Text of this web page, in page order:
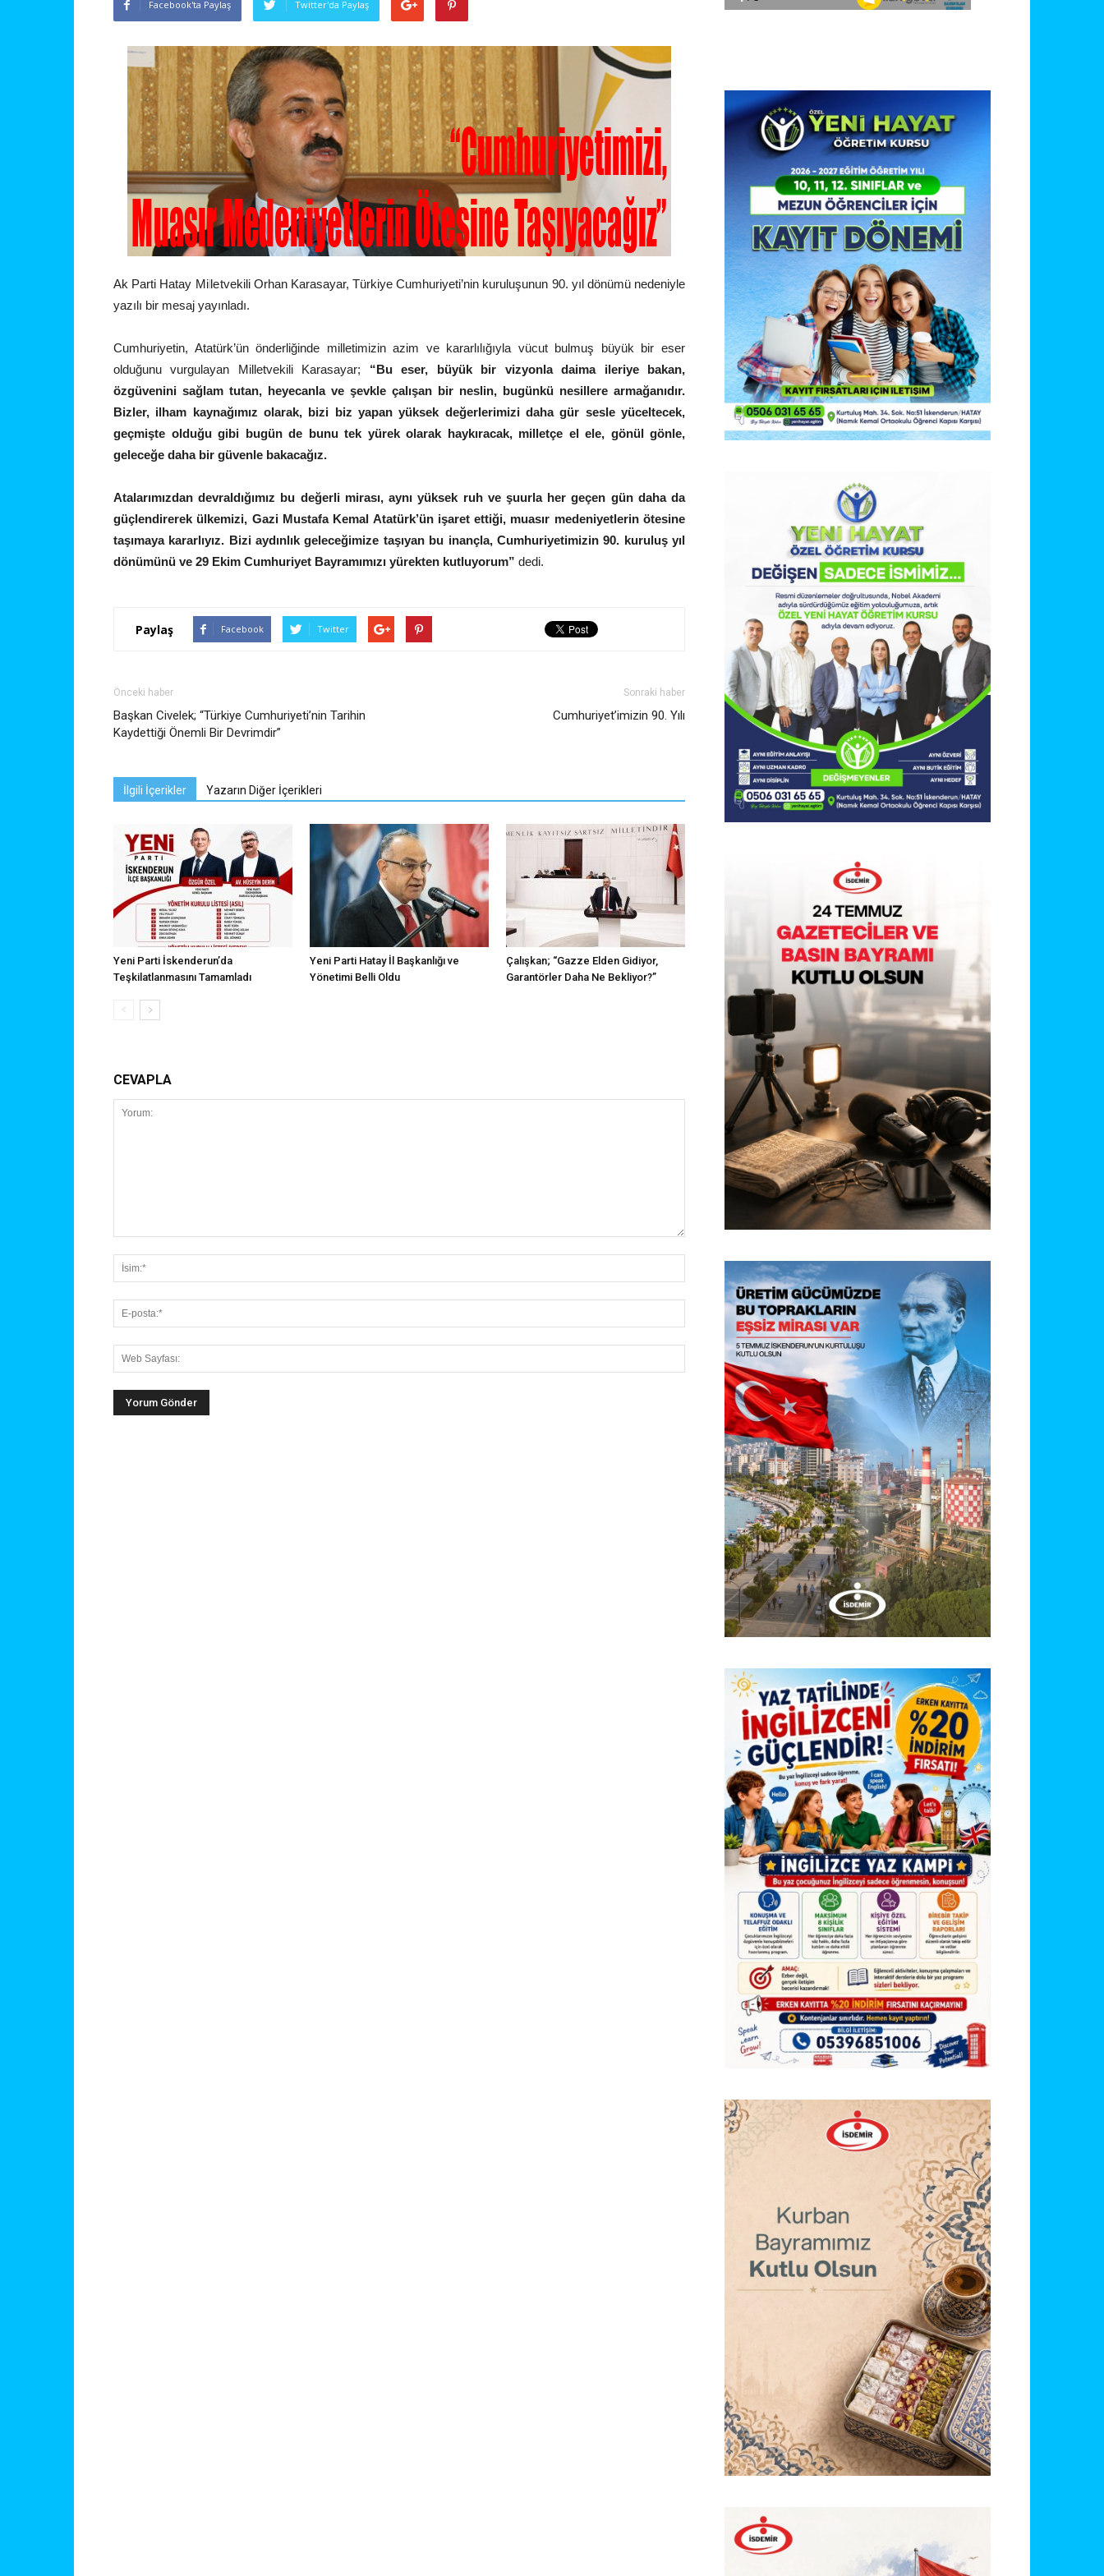
Facebook'ta Paylaş Twitter'da Paylaş
Ak Parti Hatay Milletvekili Orhan Karasayar, Türkiye Cumhuriyeti’nin kuruluşunun 90. yıl dönümü nedeniyle
yazılı bir mesaj yayınladı.
Cumhuriyetin, Atatürk’ün önderliğinde milletimizin azim ve kararlılığıyla vücut bulmuş büyük bir eser
olduğunu vurgulayan Milletvekili Karasayar; “Bu eser, büyük bir vizyonla daima ileriye bakan,
özgüvenini sağlam tutan, heyecanla ve şevkle çalışan bir neslin, bugünkü nesillere armağanıdır.
Bizler, ilham kaynağımız olarak, bizi biz yapan yüksek değerlerimizi daha gür sesle yüceltecek,
geçmişte olduğu gibi bugün de bunu tek yürek olarak haykıracak, milletçe el ele, gönül gönle,
geleceğe daha bir güvenle bakacağız.
Atalarımızdan devraldığımız bu değerli mirası, aynı yüksek ruh ve şuurla her geçen gün daha da
güçlendirerek ülkemizi, Gazi Mustafa Kemal Atatürk’ün işaret ettiği, muasır medeniyetlerin ötesine
taşımaya kararlıyız. Bizi aydınlık geleceğimize taşıyan bu inançla, Cumhuriyetimizin 90. kuruluş yıl
dönümünü ve 29 Ekim Cumhuriyet Bayramımızı yürekten kutluyorum” dedi.
Paylaş Facebook Twitter
Önceki haber
Başkan Civelek; “Türkiye Cumhuriyeti’nin Tarihin
Kaydettiği Önemli Bir Devrimdir”
Sonraki haber
Cumhuriyet’imizin 90. Yılı
İlgili İçerikler Yazarın Diğer İçerikleri
Yeni Parti İskenderun’da
Teşkilatlanmasını Tamamladı
Yeni Parti Hatay İl Başkanlığı ve
Yönetimi Belli Oldu
Çalışkan; “Gazze Elden Gidiyor,
Garantörler Daha Ne Bekliyor?”
CEVAPLA